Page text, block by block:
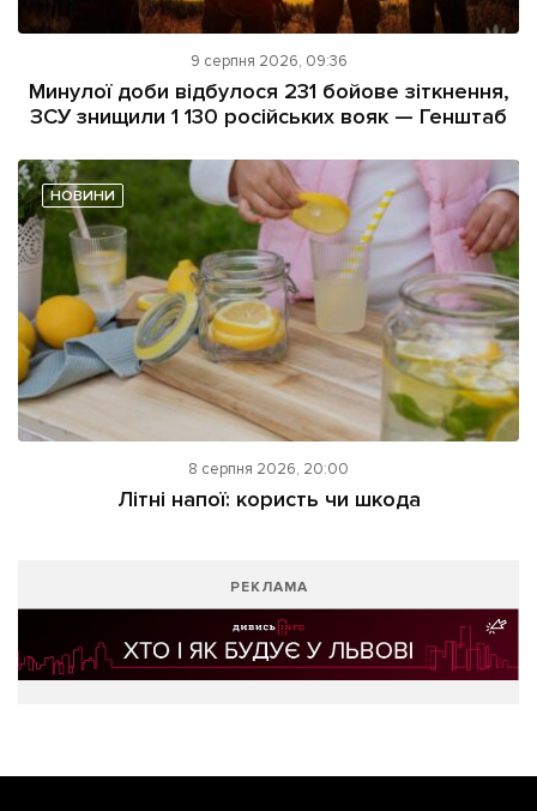
9 серпня 2026, 09:36
Минулої доби відбулося 231 бойове зіткнення,
ЗСУ знищили 1 130 російських вояк — Генштаб
НОВИНИ
8 серпня 2026, 20:00
Літні напої: користь чи шкода
РЕКЛАМА